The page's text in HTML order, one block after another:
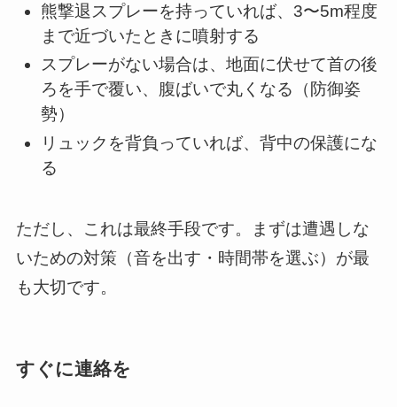
熊撃退スプレーを持っていれば、3〜5m程度
まで近づいたときに噴射する
スプレーがない場合は、地面に伏せて首の後
ろを手で覆い、腹ばいで丸くなる（防御姿
勢）
リュックを背負っていれば、背中の保護にな
る
ただし、これは最終手段です。まずは遭遇しな
いための対策（音を出す・時間帯を選ぶ）が最
も大切です。
すぐに連絡を